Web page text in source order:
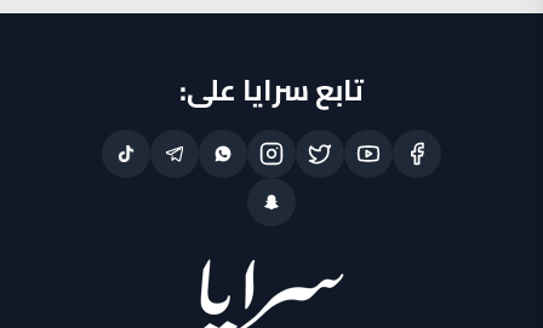
تابع سرايا على: